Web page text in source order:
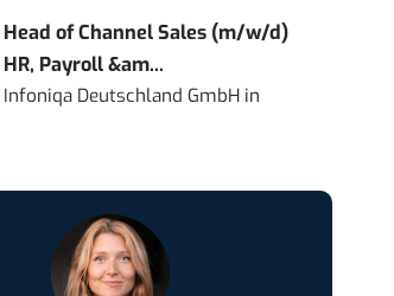
Head of Channel Sales (m/w/d)
HR, Payroll &am...
Infoniqa Deutschland GmbH in